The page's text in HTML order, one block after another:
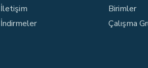
İletişim
İndirmeler
Birimler
Çalışma